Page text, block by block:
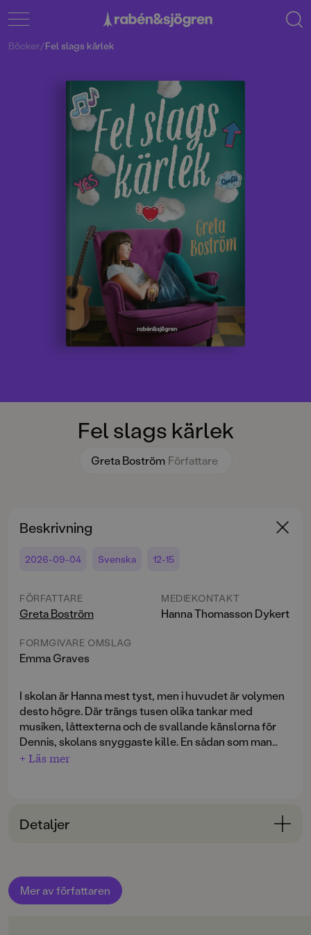
Fel slags kärlek
Greta Boström Författare
Böcker/Fel slags kärlek
Beskrivning
2026-09-04 Svenska 12-15
FÖRFATTARE
Greta Boström
FORMGIVARE OMSLAG
Emma Graves
MEDIEKONTAKT
Hanna Thomasson Dykert
I skolan är Hanna mest tyst, men i huvudet är volymen
desto högre. Där trängs tusen olika tankar med
musiken, låttexterna och de svallande känslorna för
Dennis, skolans snyggaste kille. En sådan som man
bara kan vara kär i på avstånd.
Fel slags kärlek
+ Läs mer
Detaljer
ÅLDERSGRUPP
12-15
Mer av författaren